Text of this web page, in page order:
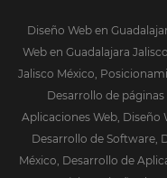
Diseño Web en
Web en Guadalajara
Jalisco México,
Desarrollo de páginas
Aplicaciones Web, Diseño
Desarrollo de Software,
México, Desarrollo de